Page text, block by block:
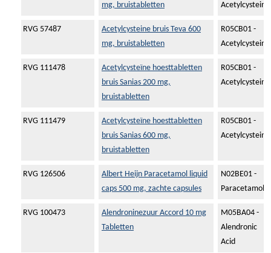
mg, bruistabletten
Acetylcysteine
RVG 57487
Acetylcysteine bruis Teva 600
mg, bruistabletten
R05CB01 -
Acetylcysteine
RVG 111478
Acetylcysteïne hoesttabletten
bruis Sanias 200 mg,
bruistabletten
R05CB01 -
Acetylcysteine
RVG 111479
Acetylcysteïne hoesttabletten
bruis Sanias 600 mg,
bruistabletten
R05CB01 -
Acetylcysteine
RVG 126506
Albert Heijn Paracetamol liquid
caps 500 mg, zachte capsules
N02BE01 -
Paracetamol
RVG 100473
Alendroninezuur Accord 10 mg
Tabletten
M05BA04 -
Alendronic
Acid